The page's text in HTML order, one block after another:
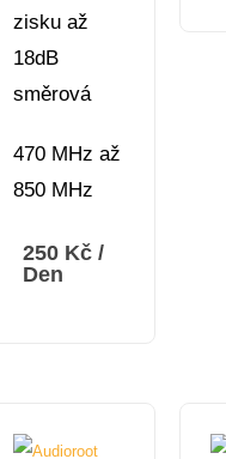
zisku až
18dB
směrová
470 MHz až
850 MHz
250 Kč/
Den